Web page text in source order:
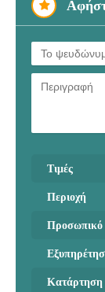
Τιμές
Περιοχή
Προσωπικό
Κατάρτηση